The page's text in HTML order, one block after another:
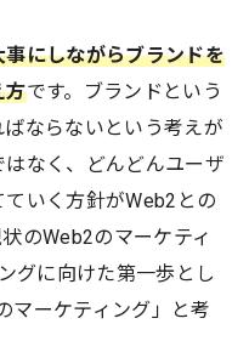
にしながらブランドを
方です。ブランドという
ならないという考えが
なく、どんどんユーザ
いく方針がWeb2との
のWeb2のマーケティ
グに向けた第一歩とし
マーケティング」と考